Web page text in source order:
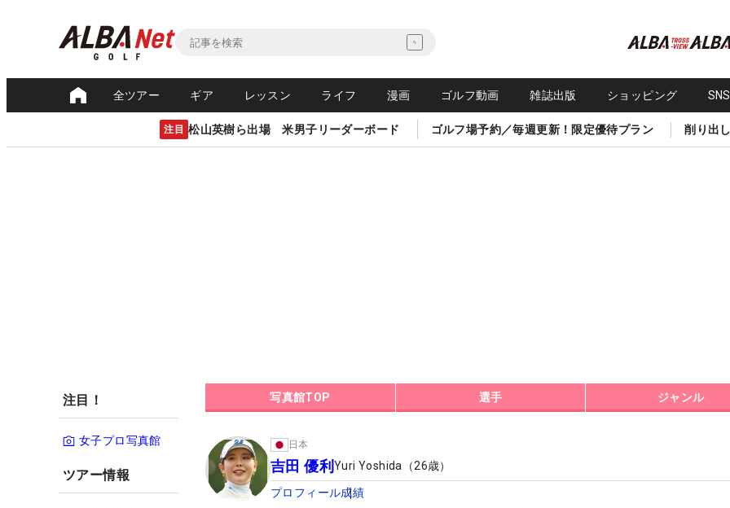
全ツアー ギア レッスン ライフ 漫画 ゴルフ動画 雑誌出版 ショッピング
注目 松山英樹ら出場 米男子リーダーボード ゴルフ場予約／毎週更新！限定優待プラン 削り出
注目！
女子プロ写真館
ツアー情報
写真館TOP 選手 ジャンル
日本
吉田 優利 Yuri Yoshida （26歳）
プロフィール成績